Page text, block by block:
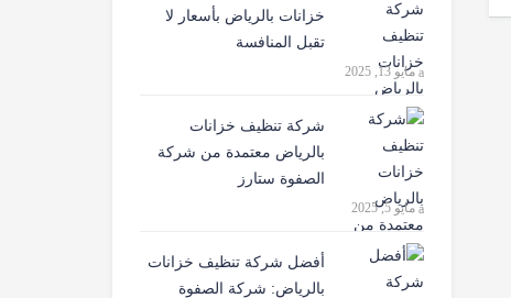
خزانات بالرياض بأسعار لا
تقبل المنافسة
مايو 13, 2025
شركة تنظيف خزانات
بالرياض معتمدة من شركة
الصفوة ستارز
مايو 5, 2025
أفضل شركة تنظيف خزانات
بالرياض: شركة الصفوة